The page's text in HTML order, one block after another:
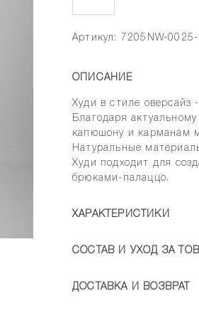
Артикул: 7205NW-0025-
ОПИСАНИЕ
Худи в стиле оверсайз
Благодаря
капюшону и карманам
Натуральные
Худи подходит для
брюками-палаццо.
ХАРАКТЕРИСТИКИ
СОСТАВ И УХОД ЗА
ДОСТАВКА И ВОЗВРАТ